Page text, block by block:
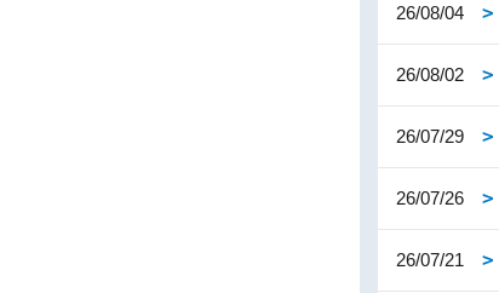
26/08/04
26/08/02
26/07/29
26/07/26
26/07/21